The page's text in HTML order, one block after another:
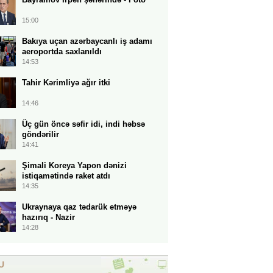
15:00
Bakıya uçan azərbaycanlı iş adamı
aeroportda saxlanıldı
14:53
Tahir Kərimliyə ağır itki
14:46
Üç gün öncə səfir idi, indi həbsə
göndərilir
14:41
Şimali Koreya Yapon dənizi
istiqamətində raket atdı
14:35
Ukraynaya qaz tədarük etməyə
hazırıq - Nazir
14:28